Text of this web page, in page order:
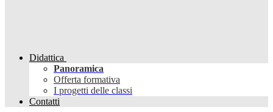
Didattica
Panoramica
Offerta formativa
I progetti delle classi
Contatti